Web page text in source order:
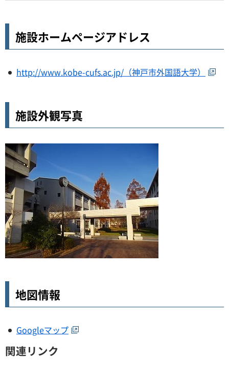
施設ホームページアドレス
http://www.kobe-cufs.ac.jp/（神戸市外国語大学）
施設外観写真
地図情報
Googleマップ
関連リンク